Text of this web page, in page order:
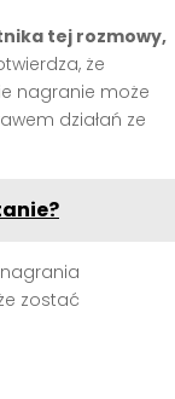
tej rozmowy,
że
nagranie może
działań ze
zostać